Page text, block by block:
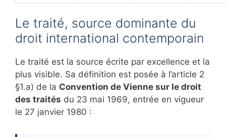
Le traité, source dominante du
droit international contemporain
Le traité est la source écrite par excellence et la
plus visible. Sa définition est posée à l’article 2
§1.a) de la Convention de Vienne sur le droit
des traités du 23 mai 1969, entrée en vigueur
le 27 janvier 1980 :